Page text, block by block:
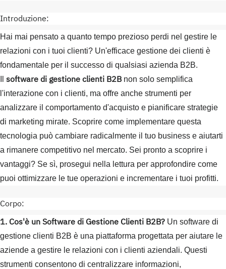
Introduzione:
Hai mai pensato a quanto tempo prezioso perdi nel gestire le
relazioni con i tuoi clienti? Un'efficace gestione dei clienti è
fondamentale per il successo di qualsiasi azienda B2B.
software di gestione clienti B2B non solo semplifica
l'interazione con i clienti, ma offre anche strumenti per
analizzare il comportamento d'acquisto e pianificare strategie
di marketing mirate. Scoprire come implementare questa
tecnologia può cambiare radicalmente il tuo business e aiutarti
a rimanere competitivo nel mercato. Sei pronto a scoprire i
vantaggi? Se sì, prosegui nella lettura per approfondire come
puoi ottimizzare le tue operazioni e incrementare i tuoi profitti.
Corpo:
1. Cos'è un Software di Gestione Clienti B2B? Un software di
gestione clienti B2B è una piattaforma progettata per aiutare le
aziende a gestire le relazioni con i clienti aziendali. Questi
strumenti consentono di centralizzare informazioni,